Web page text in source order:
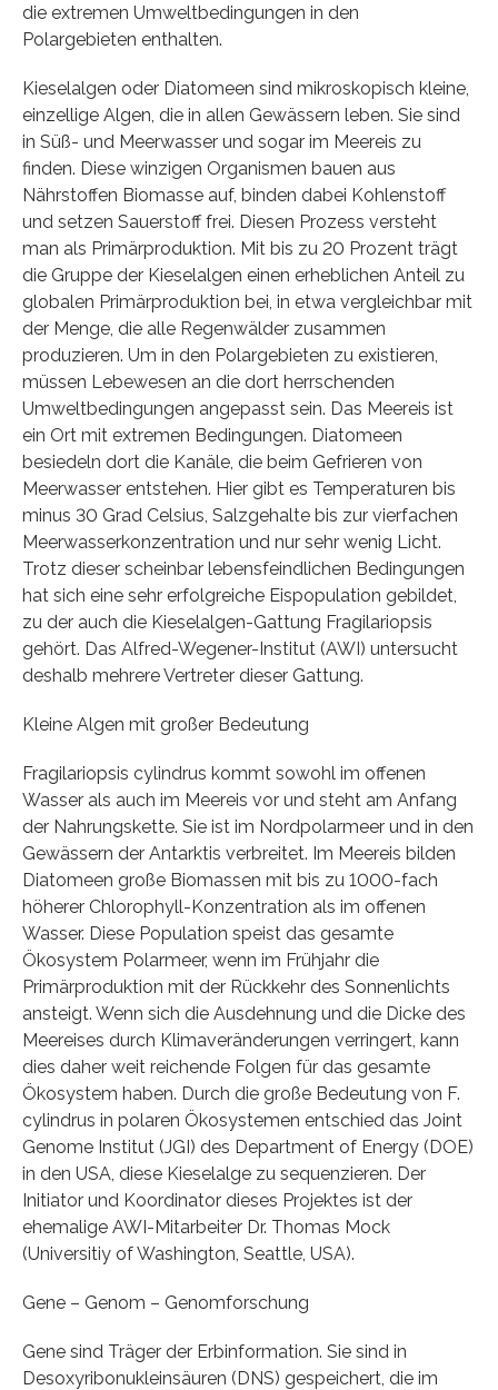
die extremen Umweltbedingungen in den
Polargebieten enthalten.
Kieselalgen oder Diatomeen sind mikroskopisch kleine,
einzellige Algen, die in allen Gewässern leben. Sie sind
in Süß- und Meerwasser und sogar im Meereis zu
finden. Diese winzigen Organismen bauen aus
Nährstoffen Biomasse auf, binden dabei Kohlenstoff
und setzen Sauerstoff frei. Diesen Prozess versteht
man als Primärproduktion. Mit bis zu 20 Prozent trägt
die Gruppe der Kieselalgen einen erheblichen Anteil zu
globalen Primärproduktion bei, in etwa vergleichbar mit
der Menge, die alle Regenwälder zusammen
produzieren. Um in den Polargebieten zu existieren,
müssen Lebewesen an die dort herrschenden
Umweltbedingungen angepasst sein. Das Meereis ist
ein Ort mit extremen Bedingungen. Diatomeen
besiedeln dort die Kanäle, die beim Gefrieren von
Meerwasser entstehen. Hier gibt es Temperaturen bis
minus 30 Grad Celsius, Salzgehalte bis zur vierfachen
Meerwasserkonzentration und nur sehr wenig Licht.
Trotz dieser scheinbar lebensfeindlichen Bedingungen
hat sich eine sehr erfolgreiche Eispopulation gebildet,
zu der auch die Kieselalgen-Gattung Fragilariopsis
gehört. Das Alfred-Wegener-Institut (AWI) untersucht
deshalb mehrere Vertreter dieser Gattung.
Kleine Algen mit großer Bedeutung
Fragilariopsis cylindrus kommt sowohl im offenen
Wasser als auch im Meereis vor und steht am Anfang
der Nahrungskette. Sie ist im Nordpolarmeer und in den
Gewässern der Antarktis verbreitet. Im Meereis bilden
Diatomeen große Biomassen mit bis zu 1000-fach
höherer Chlorophyll-Konzentration als im offenen
Wasser. Diese Population speist das gesamte
Ökosystem Polarmeer, wenn im Frühjahr die
Primärproduktion mit der Rückkehr des Sonnenlichts
ansteigt. Wenn sich die Ausdehnung und die Dicke des
Meereises durch Klimaveränderungen verringert, kann
dies daher weit reichende Folgen für das gesamte
Ökosystem haben. Durch die große Bedeutung von F.
cylindrus in polaren Ökosystemen entschied das Joint
Genome Institut (JGI) des Department of Energy (DOE)
in den USA, diese Kieselalge zu sequenzieren. Der
Initiator und Koordinator dieses Projektes ist der
ehemalige AWI-Mitarbeiter Dr. Thomas Mock
(Universitiy of Washington, Seattle, USA).
Gene – Genom – Genomforschung
Gene sind Träger der Erbinformation. Sie sind in
Desoxyribonukleinsäuren (DNS) gespeichert, die im